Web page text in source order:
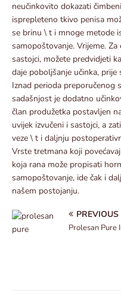
neučinkovito dokazati
isprepleteno tkivo penisa
se brinu \ t i mnoge metode
samopoštovanje. Vrijeme.
sastojci, možete predvidjeti
daje poboljšanje učinka,
Iznad perioda preporučenog
sadašnjost je dodatno
član produžetka postavljen
uvijek izvučeni i sastojci, a
veze \ t i daljnju
Vrste tretmana koji
koja rana može propisati
samopoštovanje, ide čak i
našem postojanju.
PREVIOUS
Prolesan Pure